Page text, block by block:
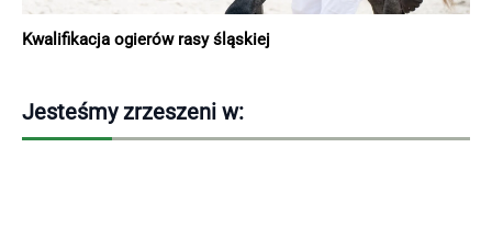
Kwalifikacja ogierów rasy śląskiej
Jesteśmy zrzeszeni w: